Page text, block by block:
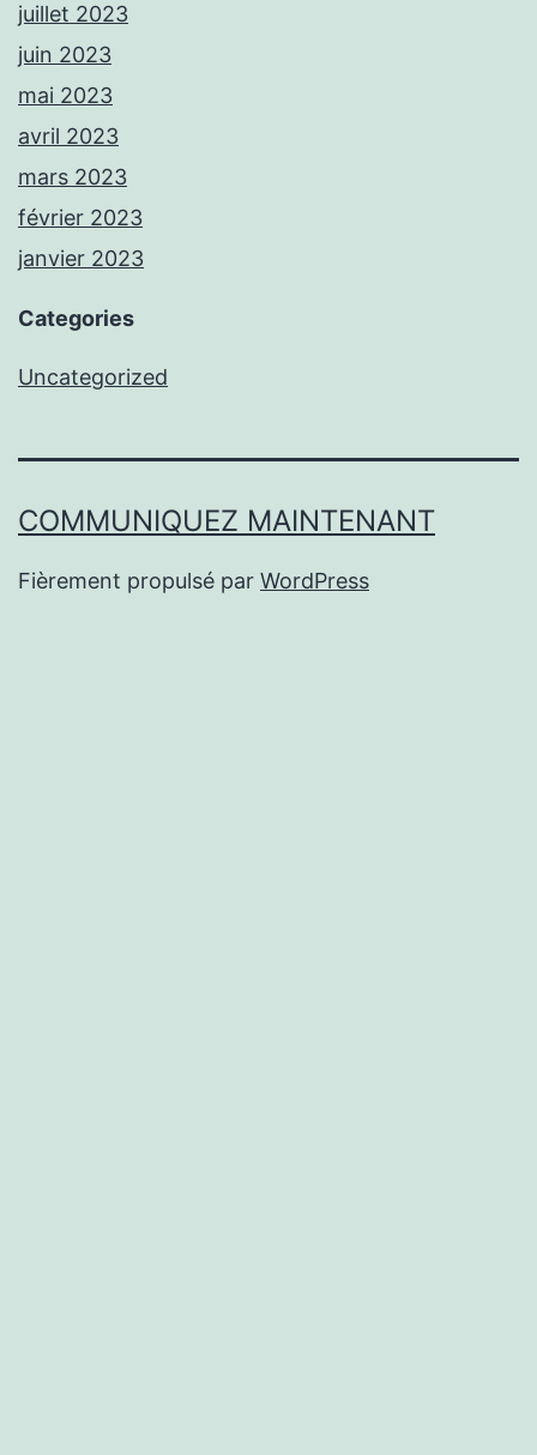
juillet 2023
juin 2023
mai 2023
avril 2023
mars 2023
février 2023
janvier 2023
Categories
Uncategorized
COMMUNIQUEZ MAINTENANT
Fièrement propulsé par WordPress